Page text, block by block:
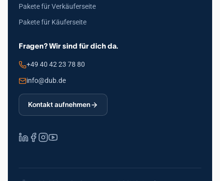
Pakete für Verkäuferseite
Pakete für Käuferseite
Fragen? Wir sind für dich da.
+49 40 42 23 78 80
info@dub.de
Kontakt aufnehmen